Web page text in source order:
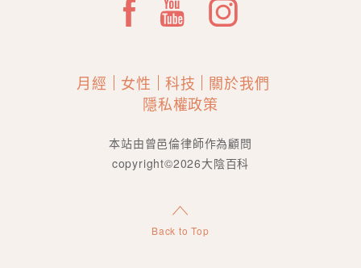
月經 女性 科技
關於我們
隱私權政策
本站由曾邑倫律師作為顧問
copyright©2026大陰百科
Back to Top